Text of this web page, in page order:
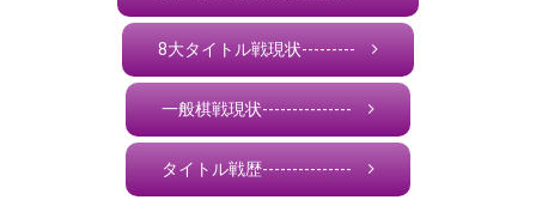
8大タイトル戦現状---------
一般棋戦現状---------------
タイトル戦歴---------------